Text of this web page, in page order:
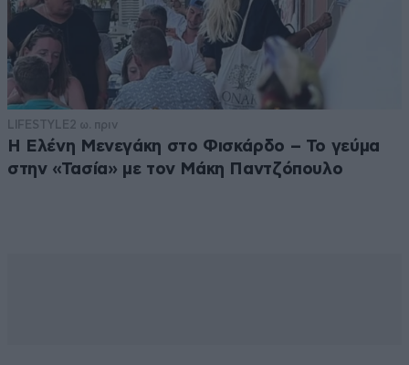
LIFESTYLE2 ω. πριν
Η Ελένη Μενεγάκη στο Φισκάρδο – Το γεύμα
στην «Τασία» με τον Μάκη Παντζόπουλο